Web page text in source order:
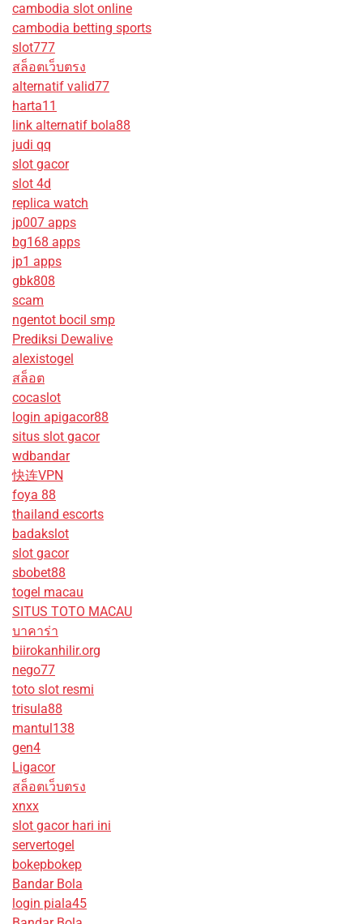
cambodia slot online
cambodia betting sports
slot777
สล็อตเว็บตรง
alternatif valid77
harta11
link alternatif bola88
judi qq
slot gacor
slot 4d
replica watch
jp007 apps
bg168 apps
jp1 apps
gbk808
scam
ngentot bocil smp
Prediksi Dewalive
alexistogel
สล็อต
cocaslot
login apigacor88
situs slot gacor
wdbandar
快连VPN
foya 88
thailand escorts
badakslot
slot gacor
sbobet88
togel macau
SITUS TOTO MACAU
บาคาร่า
biirokanhilir.org
nego77
toto slot resmi
trisula88
mantul138
gen4
Ligacor
สล็อตเว็บตรง
xnxx
slot gacor hari ini
servertogel
bokepbokep
Bandar Bola
login piala45